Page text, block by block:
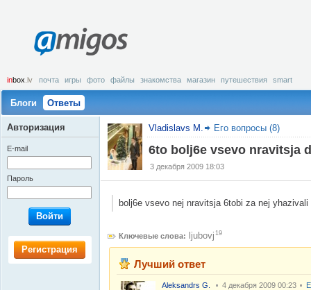
amigos
inbox .lv почта игры фото файлы знакомства магазин путешествия smart
Блоги Ответы
Vladislavs M. Его вопросы (8)
6to bolj6e vsevo nravitsja
3 декабря 2009 18:03
bolj6e vsevo nej nravitsja 6tobi za nej
Ключевые слова: ljubovj 19
Лучший ответ
Aleksandrs G. 4 декабря 2009 00:23
Авторизация
E-mail
Пароль
Войти
Регистрация